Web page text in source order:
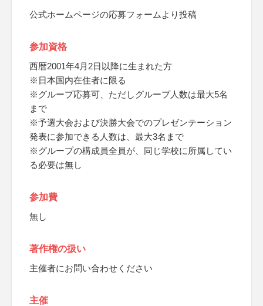
公式ホームページの応募フォームより投稿
参加資格
西暦2001年4月2日以降に生まれた方
※日本国内在住者に限る
※グループ応募可、ただしグループ人数は最大5名
まで
※予選大会および決勝大会でのプレゼンテーション
発表に参加できる人数は、最大3名まで
※グループの構成員全員が、同じ学校に所属してい
る必要は無し
参加費
無し
著作権の扱い
主催者にお問い合わせください
主催